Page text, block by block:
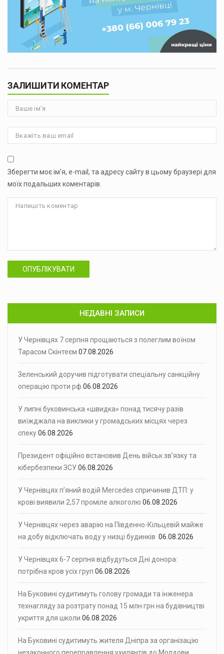
ЗАЛИШИТИ КОМЕНТАР
Зберегти моє ім'я, e-mail, та адресу сайту в цьому браузері для
моїх подальших коментарів.
ОПУБЛІКУВАТИ
НЕДАВНІ ЗАПИСИ
У Чернівцях 7 серпня прощаються з полеглим воїном
Тарасом Скінтеєм 07.08.2026
Зеленський доручив підготувати спеціальну санкційну
операцію проти рф 06.08.2026
У липні буковинська «швидка» понад тисячу разів
виїжджала на виклики у громадських місцях через
спеку06.08.2026
Президент офіційно встановив День військ зв’язку та
кібербезпеки ЗСУ06.08.2026
У Чернівцях п’яний водій Mercedes спричинив ДТП: у
крові виявили 2,57 проміле алкоголю 06.08.2026
У Чернівцях через аварію на Південно-Кільцевій майже
на добу відключать воду у низці будинків 06.08.2026
У Чернівцях 6-7 серпня відбудуться Дні донора:
потрібна кров усіх груп 06.08.2026
На Буковині судитимуть голову громади та інженера
технагляду за розтрату понад 15 млн грн на будівництві
укриття для школи 06.08.2026
На Буковині судитимуть жителя Дніпра за організацію